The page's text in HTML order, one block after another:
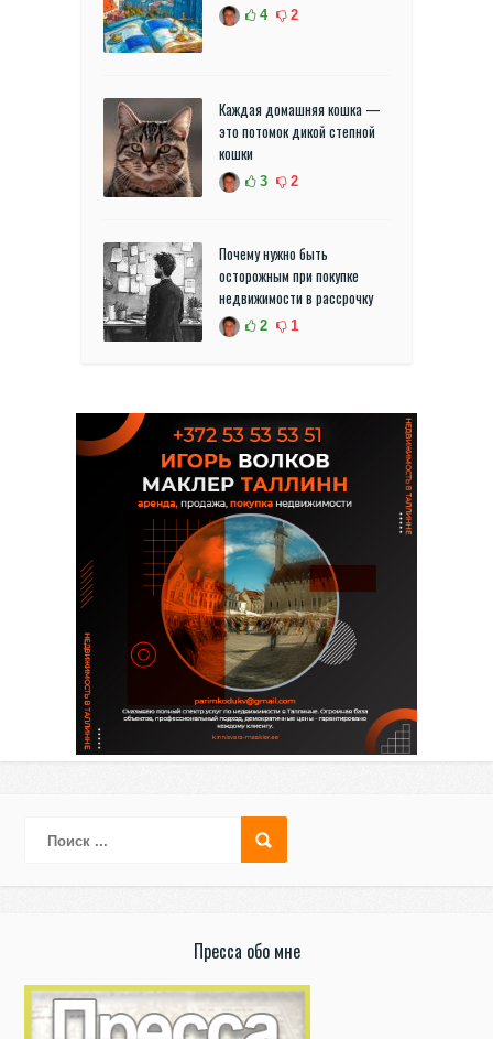
4 2
Каждая домашняя кошка —
это потомок дикой степной
кошки
3 2
Почему нужно быть
осторожным при покупке
недвижимости в рассрочку
2 1
Пресса обо мне